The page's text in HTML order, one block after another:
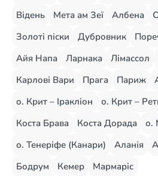
Відень
Мета ам Зеї Албена
Золоті піски
Дубровник
Айя Напа
Ларнака Лімассол
Карлові Вари
Прага Париж
о. Крит – Іракліон
о. Крит –
Коста Брава
Коста Дорада
о.
о. Тенеріфе (Канари)
Аланія
Бодрум
Кемер Мармаріс